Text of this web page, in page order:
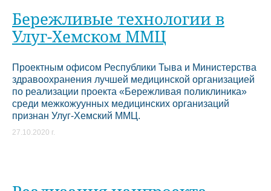
Бережливые технологии в
Улуг-Хемском ММЦ
Проектным офисом Республики Тыва и Министерства
здравоохранения лучшей медицинской организацией
по реализации проекта «Бережливая поликлиника»
среди межкожуунных медицинских организаций
признан Улуг-Хемский ММЦ.
27.10.2020 г.